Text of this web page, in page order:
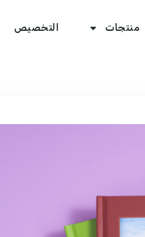
منتجات التخصيص